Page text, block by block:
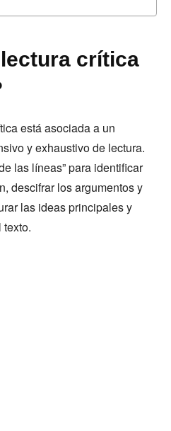
crítica
está asociada a un
y exhaustivo de lectura.
las líneas” para identificar
descifrar los argumentos y
las ideas principales y